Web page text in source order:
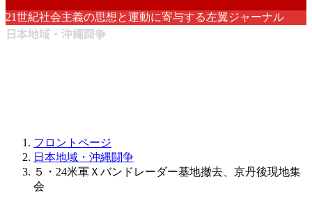
21世紀社会主義の思想と運動に寄与する左翼ジャーナル
日本地域・沖縄闘争
フロントページ
日本地域・沖縄闘争
５・24米軍Ｘバンドレーダー基地撤去、京丹後現地集
会